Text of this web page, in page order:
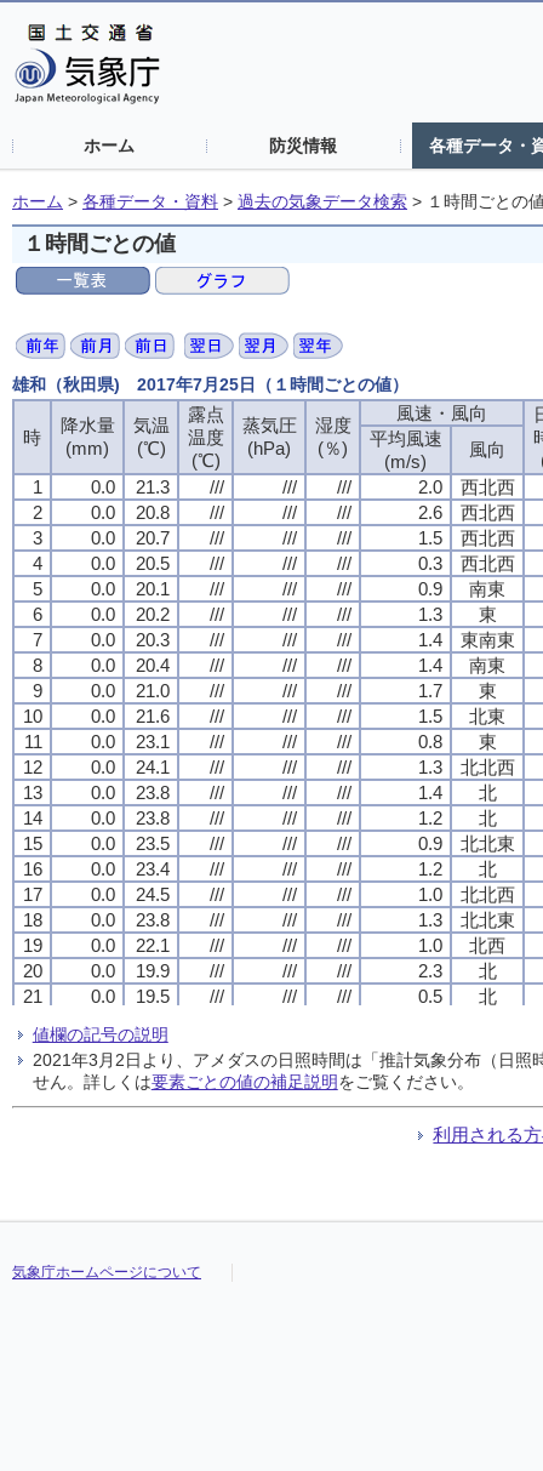
ホーム 防災情報 各種データ・
ホーム > 各種データ・資料 > 過去の気象データ検索 > １時間ごとの
１時間ごとの値
雄和（秋田県) 2017年7月25日（１時間ごとの値）
時
降水量
(mm)
気温
(℃)
露点
温度
(℃)
蒸気圧
(hPa)
湿度
(％)
風速・風向
平均風速
(m/s)
風向
1
0.0 21.3 /// /// /// 2.0
西北西
2
0.0 20.8 /// /// /// 2.6
西北西
3
0.0 20.7 /// /// /// 1.5
西北西
4
0.0 20.5 /// /// /// 0.3
西北西
5
0.0 20.1 /// /// /// 0.9
南東
6
0.0 20.2 /// /// /// 1.3
東
7
0.0 20.3 /// /// /// 1.4
東南東
8
0.0 20.4 /// /// /// 1.4
南東
9
0.0 21.0 /// /// /// 1.7
東
10
0.0 21.6 /// /// /// 1.5
北東
11
0.0 23.1 /// /// /// 0.8
東
12
0.0 24.1 /// /// /// 1.3
北北西
13
0.0 23.8 /// /// /// 1.4
北
14
0.0 23.8 /// /// /// 1.2
北
15
0.0 23.5 /// /// /// 0.9
北北東
16
0.0 23.4 /// /// /// 1.2
北
17
0.0 24.5 /// /// /// 1.0
北北西
18
0.0 23.8 /// /// /// 1.3
北北東
19
0.0 22.1 /// /// /// 1.0
北西
20
0.0 19.9 /// /// /// 2.3
北
21
0.0 19.5 /// /// /// 0.5
北
19.0
23
0.0 17.6
静穏
24
0.0 17.6 /// /// /// 0.4 東南東
時
降水量
(mm)
気温
(℃)
露点
温度
(℃)
蒸気圧
(hPa)
湿度
(％)
風速・風向
平均風速
(m/s)
風向
1
0.0 21.3 /// /// /// 2.0
西北西
2
0.0 20.8 /// /// /// 2.6
西北西
3
0.0 20.7 /// /// /// 1.5
西北西
4
0.0 20.5 /// /// /// 0.3
西北西
5
0.0 20.1 /// /// /// 0.9
南東
6
0.0 20.2 /// /// /// 1.3
東
7
0.0 20.3 /// /// /// 1.4
東南東
8
0.0 20.4 /// /// /// 1.4
南東
9
0.0 21.0 /// /// /// 1.7
東
10
0.0 21.6 /// /// /// 1.5
北東
11
0.0 23.1 /// /// /// 0.8
東
12
0.0 24.1 /// /// /// 1.3
北北西
13
0.0 23.8 /// /// /// 1.4
北
14
0.0 23.8 /// /// /// 1.2
北
15
0.0 23.5 /// /// /// 0.9
北北東
16
0.0 23.4 /// /// /// 1.2
北
17
0.0 24.5 /// /// /// 1.0
北北西
18
0.0 23.8 /// /// /// 1.3
北北東
19
0.0 22.1 /// /// /// 1.0
北西
20
0.0 19.9 /// /// /// 2.3
北
21
0.0 19.5 /// /// /// 0.5
北
19.0
23
0.0 17.6
静穏
24
0.0 17.6 /// /// /// 0.4 東南東
時
降水量
(mm)
気温
(℃)
露点
温度
(℃)
蒸気圧
(hPa)
湿度
(％)
風速・風向
平均風速
(m/s)
風向
1
0.0 21.3 /// /// /// 2.0
西北西
2
0.0 20.8 /// /// /// 2.6
西北西
3
0.0 20.7 /// /// /// 1.5
西北西
4
0.0 20.5 /// /// /// 0.3
西北西
5
0.0 20.1 /// /// /// 0.9
南東
6
0.0 20.2 /// /// /// 1.3
東
7
0.0 20.3 /// /// /// 1.4
東南東
8
0.0 20.4 /// /// /// 1.4
南東
9
0.0 21.0 /// /// /// 1.7
東
10
0.0 21.6 /// /// /// 1.5
北東
11
0.0 23.1 /// /// /// 0.8
東
12
0.0 24.1 /// /// /// 1.3
北北西
13
0.0 23.8 /// /// /// 1.4
北
14
0.0 23.8 /// /// /// 1.2
北
15
0.0 23.5 /// /// /// 0.9
北北東
16
0.0 23.4 /// /// /// 1.2
北
17
0.0 24.5 /// /// /// 1.0
北北西
18
0.0 23.8 /// /// /// 1.3
北北東
19
0.0 22.1 /// /// /// 1.0
北西
20
0.0 19.9 /// /// /// 2.3
北
21
0.0 19.5 /// /// /// 0.5
北
19.0
23
0.0 17.6
静穏
24
0.0 17.6 /// /// /// 0.4 東南東
時
降水量
(mm)
気温
(℃)
露点
温度
(℃)
蒸気圧
(hPa)
湿度
(％)
風速・風向
平均風速
(m/s)
風向
1
0.0 21.3 /// /// /// 2.0
西北西
2
0.0 20.8 /// /// /// 2.6
西北西
3
0.0 20.7 /// /// /// 1.5
西北西
4
0.0 20.5 /// /// /// 0.3
西北西
5
0.0 20.1 /// /// /// 0.9
南東
6
0.0 20.2 /// /// /// 1.3
東
7
0.0 20.3 /// /// /// 1.4
東南東
8
0.0 20.4 /// /// /// 1.4
南東
9
0.0 21.0 /// /// /// 1.7
東
10
0.0 21.6 /// /// /// 1.5
北東
11
0.0 23.1 /// /// /// 0.8
東
12
0.0 24.1 /// /// /// 1.3
北北西
13
0.0 23.8 /// /// /// 1.4
北
14
0.0 23.8 /// /// /// 1.2
北
15
0.0 23.5 /// /// /// 0.9
北北東
16
0.0 23.4 /// /// /// 1.2
北
17
0.0 24.5 /// /// /// 1.0
北北西
18
0.0 23.8 /// /// /// 1.3
北北東
19
0.0 22.1 /// /// /// 1.0
北西
20
0.0 19.9 /// /// /// 2.3
北
21
0.0 19.5 /// /// /// 0.5
北
19.0
23
0.0 17.6
静穏
24
0.0 17.6 /// /// /// 0.4 東南東
値欄の記号の説明
2021年3月2日より、アメダスの日照時間は「推計気象分布（日
せん。詳しくは要素ごとの値の補足説明をご覧ください。
利用される
気象庁ホームページについて